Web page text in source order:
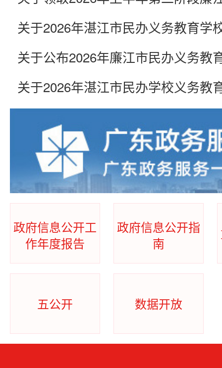
政府信息公开工
作年度报告
政府信息公开指
南
五公开 数据开放